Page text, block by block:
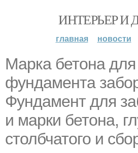
ИНТЕРЬЕР И
главная новости
Марка бетона для
фундамента
Фундамент для
и марки бетона,
столбчатого и